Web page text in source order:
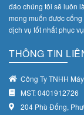
đáo chúng tôi sẽ luôn
mong muốn được
dịch vụ tốt nhất phục
THÔNG TIN
Công Ty TNHH
MST: 0401912726
204 Phù Đổng,